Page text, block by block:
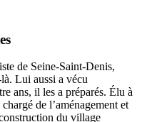
de Seine-Saint-Denis,
Lui aussi a vécu
ans, il les a préparés. Élu à
de l’aménagement et
du village